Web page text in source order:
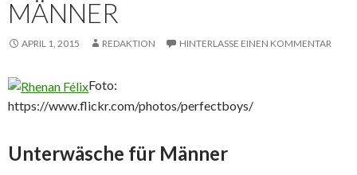
MÄNNER
APRIL 1, 2015 REDAKTION HINTERLASSE EINEN KOMMENTAR
Foto:
https://www.flickr.com/photos/perfectboys/
Unterwäsche für Männer